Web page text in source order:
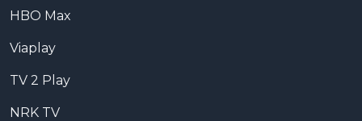
HBO Max
Viaplay
TV 2 Play
NRK TV